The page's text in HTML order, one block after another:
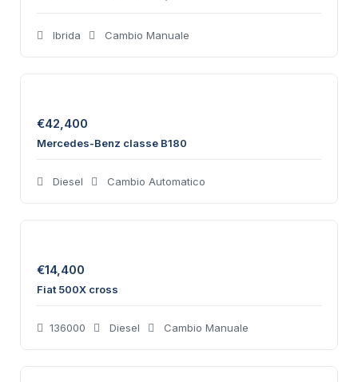
Ibrida Cambio Manuale
€42,400
Mercedes-Benz classe B180
Diesel Cambio Automatico
€14,400
Fiat 500X cross
136000 Diesel Cambio Manuale